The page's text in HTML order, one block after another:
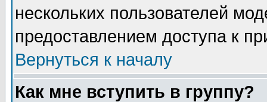
нескольких пользователей
предоставлением доступа к
Вернуться к началу
Как мне вступить в группу?